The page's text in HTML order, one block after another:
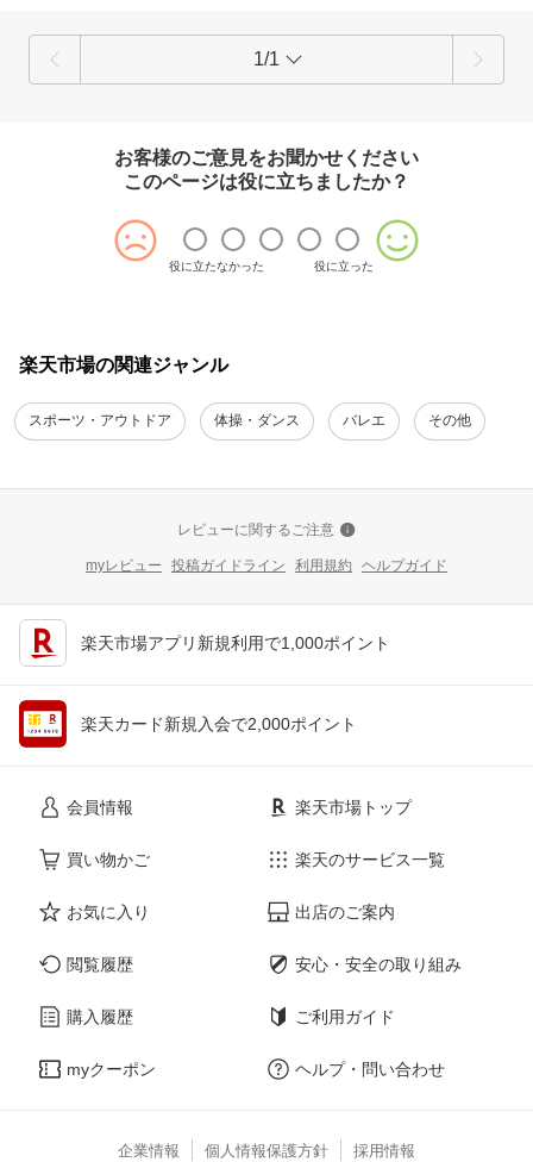
1/1
お客様のご意見をお聞かせください
このページは役に立ちましたか？
役に立たなかった 役に立った
楽天市場の関連ジャンル
スポーツ・アウトドア 体操・ダンス バレエ その他
レビューに関するご注意
myレビュー 投稿ガイドライン 利用規約 ヘルプガイド
楽天市場アプリ新規利用で1,000ポイント
楽天カード新規入会で2,000ポイント
会員情報
買い物かご
お気に入り
閲覧履歴
購入履歴
myクーポン
楽天市場トップ
楽天のサービス一覧
出店のご案内
安心・安全の取り組み
ご利用ガイド
ヘルプ・問い合わせ
企業情報 個人情報保護方針 採用情報